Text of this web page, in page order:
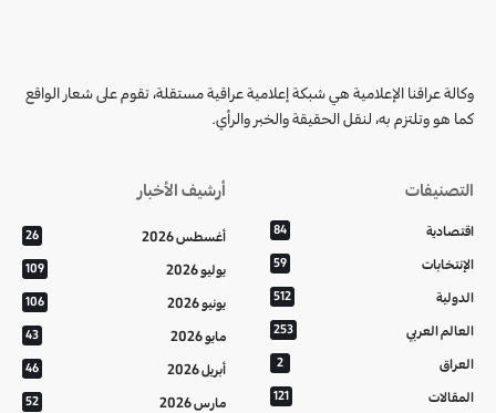
وكالة عراقنا الإعلامية هي شبكة إعلامية عراقية مستقلة، تقوم على شعار الواقع
كما هو وتلتزم به، لنقل الحقيقة والخبر والرأي.
التصنيفات
اقتصادية 84
الإنتخابات 59
الدولية 512
العالم العربي 253
العراق 2
المقالات 121
أرشيف الأخبار
أغسطس 2026 26
يوليو 2026 109
يونيو 2026 106
مايو 2026 43
أبريل 2026 46
مارس 2026 52